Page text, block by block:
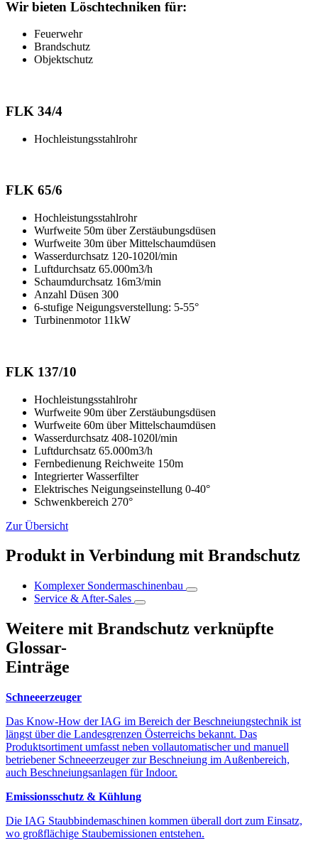
Wir bieten Löschtechniken für:
Feuerwehr
Brandschutz
Objektschutz
FLK 34/4
Hochleistungsstahlrohr
FLK 65/6
Hochleistungsstahlrohr
Wurfweite 50m über Zerstäubungsdüsen
Wurfweite 30m über Mittelschaumdüsen
Wasserdurchsatz 120-1020l/min
Luftdurchsatz 65.000m3/h
Schaumdurchsatz 16m3/min
Anzahl Düsen 300
6-stufige Neigungsverstellung: 5-55°
Turbinenmotor 11kW
FLK 137/10
Hochleistungsstahlrohr
Wurfweite 90m über Zerstäubungsdüsen
Wurfweite 60m über Mittelschaumdüsen
Wasserdurchsatz 408-1020l/min
Luftdurchsatz 65.000m3/h
Fernbedienung Reichweite 150m
Integrierter Wasserfilter
Elektrisches Neigungseinstellung 0-40°
Schwenkbereich 270°
Zur Übersicht
Produkt in Verbindung mit Brandschutz
Komplexer Sondermaschinenbau
Service & After-Sales
Weitere mit Brandschutz verknüpfte
Glossar-
Einträge
Schneeerzeuger
Das Know-How der IAG im Bereich der Beschneiungstechnik ist
längst über die Landesgrenzen Österreichs bekannt. Das
Produktsortiment umfasst neben vollautomatischer und manuell
betriebener Schneeerzeuger zur Beschneiung im Außenbereich,
auch Beschneiungsanlagen für Indoor.
Emissionsschutz & Kühlung
Die IAG Staubbindemaschinen kommen überall dort zum Einsatz,
wo großflächige Staubemissionen entstehen.